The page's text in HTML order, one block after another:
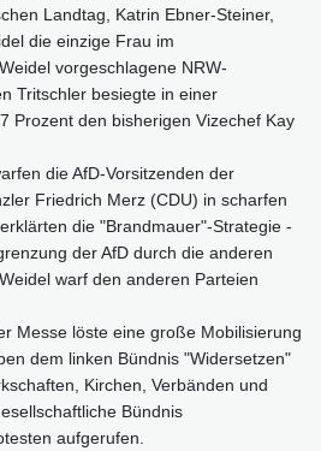
Landtag, Katrin Ebner-Steiner,
die einzige Frau im
vorgeschlagene NRW-
Tritschler besiegte in einer
Prozent den bisherigen Vizechef Kay
die AfD-Vorsitzenden der
Friedrich Merz (CDU) in scharfen
die "Brandmauer"-Strategie -
der AfD durch die anderen
warf den anderen Parteien
Messe löste eine große Mobilisierung
dem linken Bündnis "Widersetzen"
Kirchen, Verbänden und
Bündnis
aufgerufen.